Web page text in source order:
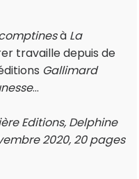
à La
travaille depuis de
Gallimard
...
Editions, Delphine
2020, 20 pages